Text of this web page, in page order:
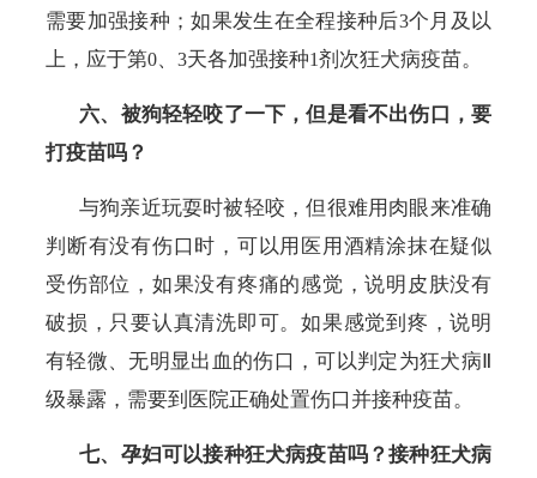
需要加强接种；如果发生在全程接种后3个月及以
上，应于第0、 3天各加强接种1剂次狂犬病疫苗。
六、被狗轻轻咬了一下，但是看不出伤口，要
打疫苗吗？
与狗亲近玩耍时被轻咬，但很难用肉眼来准确
判断有没有伤口时，可以用医用酒精涂抹在疑似
受伤部位，如果没有疼痛的感觉，说明皮肤没有
破损，只要认真清洗即可。如果感觉到疼，说明
有轻微、无明显出血的伤口，可以判定为狂犬病Ⅱ
级暴露，需要到医院正确处置伤口并接种疫苗。
七、孕妇可以接种狂犬病疫苗吗？接种狂犬病